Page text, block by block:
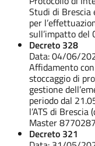
Studi di Brescia
per
sull’impatto del
Decreto 328
Data: 04/06/
Affidamento
stoccaggio di
gestione
periodo dal
l’ATS di Brescia
Master
Decreto 321